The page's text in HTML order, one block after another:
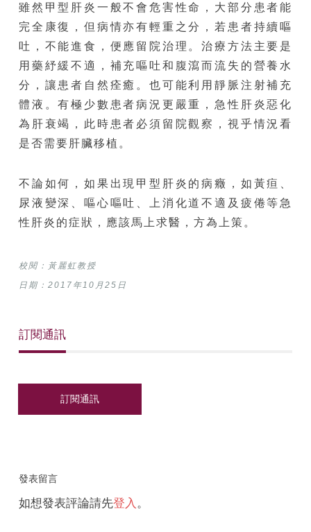
雖然甲型肝炎一般不會危害性命，大部分患者能
完全康復，但病情亦有輕重之分，若患者持續嘔
吐，不能進食，便應留院治理。治療方法主要是
用藥紓緩不適，補充嘔吐和腹瀉而流失的營養水
分，讓患者自然痊癒。也可能利用靜脈注射補充
體液。有極少數患者病況更嚴重，急性肝炎惡化
為肝衰竭，此時患者必須留院觀察，視乎情況看
是否需要肝臟移植。
不論如何，如果出現甲型肝炎的病癥，如黃疸、
尿液變深、嘔心嘔吐、上消化道不適及疲倦等急
性肝炎的症狀，應該馬上求醫，方為上策。
校閱：黃麗虹教授
日期：2017年10月25日
訂閱通訊
發表留言
如想發表評論請先登入 。